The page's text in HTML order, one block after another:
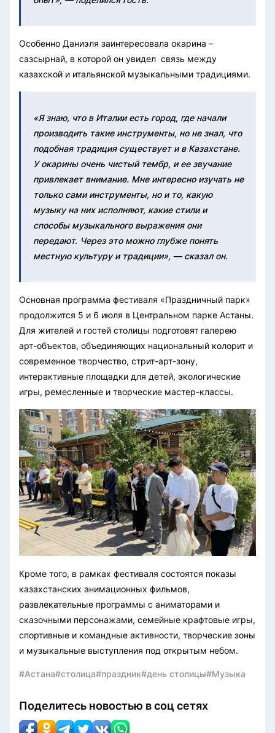
Особенно Даниэля заинтересовала окарина –
сазсырнай, в которой он увидел связь между
казахской и итальянской музыкальными традициями.
«Я знаю, что в Италии есть город, где начали
производить такие инструменты, но не знал, что
подобная традиция существует и в Казахстане.
У окарины очень чистый тембр, и ее звучание
привлекает внимание. Мне интересно изучать не
только сами инструменты, но и то, какую
музыку на них исполняют, какие стили и
способы музыкального выражения они
передают. Через это можно глубже понять
местную культуру и традиции», — сказал он.
Основная программа фестиваля «Праздничный парк»
продолжится 5 и 6 июля в Центральном парке Астаны.
Для жителей и гостей столицы подготовят галерею
арт-объектов, объединяющих национальный колорит и
современное творчество, стрит-арт-зону,
интерактивные площадки для детей, экологические
игры, ремесленные и творческие мастер-классы.
Кроме того, в рамках фестиваля состоятся показы
казахстанских анимационных фильмов,
развлекательные программы с аниматорами и
сказочными персонажами, семейные крафтовые игры,
спортивные и командные активности, творческие зоны
и музыкальные выступления под открытым небом.
#Астана#столица#праздник#день столицы#Музыка
Поделитесь новостью в соц сетях